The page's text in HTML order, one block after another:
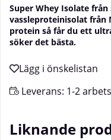
Super Whey Isolate
vassleproteinisolat från
protein så får du ett
söker det bästa.
Leverans: 1-2
Liknande